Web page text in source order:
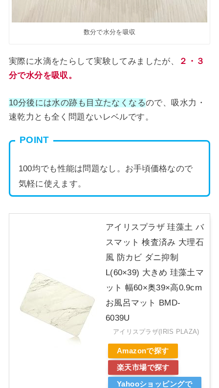
数分で水分を吸収
実際に水滴をたらして実験してみましたが、
２・３
分で水分を吸収。
10分後には水の跡も目立たなくなるので、吸水力・
速乾力とも全く問題ないレベルです。
POINT
100均でも性能は問題なし。お手頃価格なので
気軽に使えます。
アイリスプラザ 珪藻土 バ
スマット 検査済み 大理石
風 防カビ ダニ抑制
L(60×39) 大きめ 珪藻土マ
ット 幅60×奥39×高0.9cm
お風呂マット BMD-
6039U
アイリスプラザ(IRIS PLAZA)
Amazonで探す
楽天市場で探す
Yahooショッピングで